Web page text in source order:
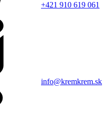
+421 910 619 061
info@kremkrem.sk